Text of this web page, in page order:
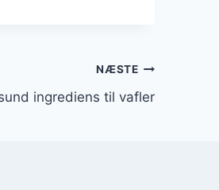
NÆSTE
ingrediens til vafler